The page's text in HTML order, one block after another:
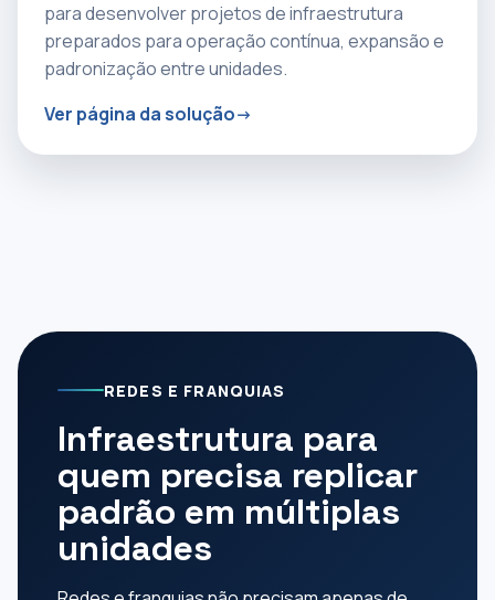
para desenvolver projetos de infraestrutura
preparados para operação contínua, expansão e
padronização entre unidades.
Ver página da solução
REDES E FRANQUIAS
Infraestrutura para
quem precisa replicar
padrão em múltiplas
unidades